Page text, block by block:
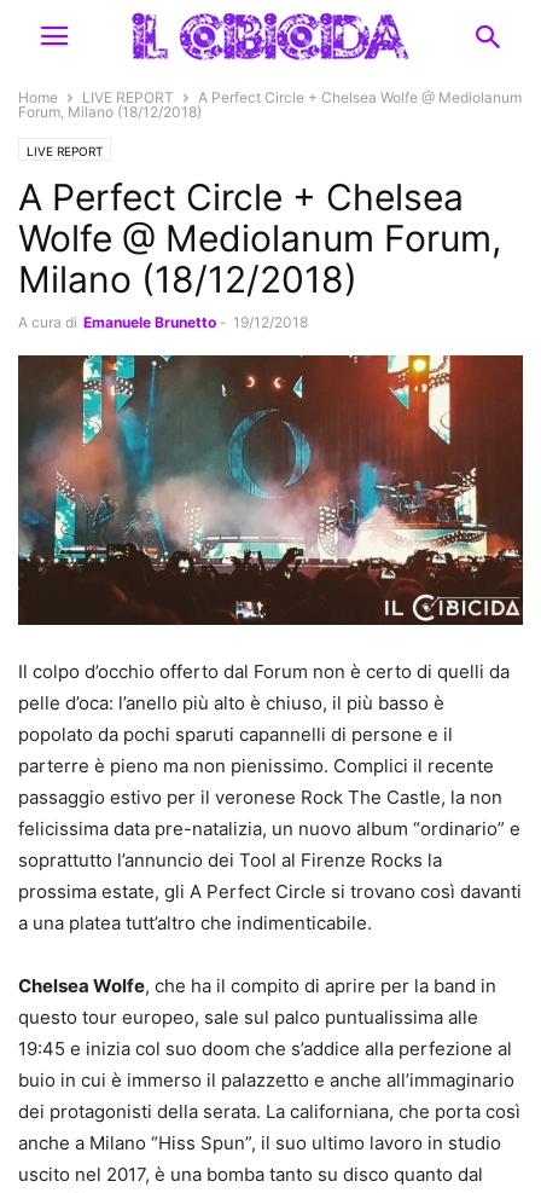
Home LIVE REPORT
A Perfect Circle + Chelsea Wolfe @ Mediolanum
Forum, Milano (18/12/2018)
LIVE REPORT
A Perfect Circle + Chelsea
Wolfe @ Mediolanum Forum,
Milano (18/12/2018)
A cura di Emanuele Brunetto - 19/12/2018
Il colpo d’occhio offerto dal Forum non è certo di quelli da
pelle d’oca: l’anello più alto è chiuso, il più basso è
popolato da pochi sparuti capannelli di persone e il
parterre è pieno ma non pienissimo. Complici il recente
passaggio estivo per il veronese Rock The Castle, la non
felicissima data pre-natalizia, un nuovo album “ordinario” e
soprattutto l’annuncio dei Tool al Firenze Rocks la
prossima estate, gli A Perfect Circle si trovano così davanti
a una platea tutt’altro che indimenticabile.
Chelsea Wolfe, che ha il compito di aprire per la band in
questo tour europeo, sale sul palco puntualissima alle
19:45 e inizia col suo doom che s’addice alla perfezione al
buio in cui è immerso il palazzetto e anche all’immaginario
dei protagonisti della serata. La californiana, che porta così
anche a Milano “Hiss Spun”, il suo ultimo lavoro in studio
uscito nel 2017, è una bomba tanto su disco quanto dal